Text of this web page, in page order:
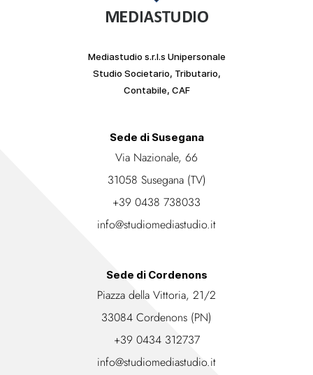
Mediastudio s.r.l.s Unipersonale
Studio Societario, Tributario,
Contabile, CAF
Sede di Susegana
Via Nazionale, 66
31058 Susegana (TV)
+39 0438 738033
info@studiomediastudio.it
Sede di Cordenons
Piazza della Vittoria, 21/2
33084 Cordenons (PN)
+39 0434 312737
info@studiomediastudio.it